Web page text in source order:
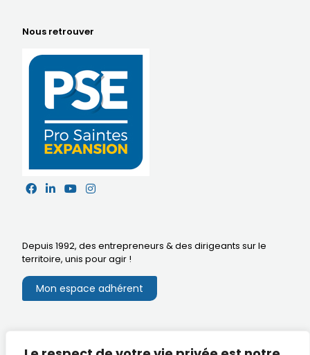
Nous retrouver
Depuis 1992, des entrepreneurs & des dirigeants sur le
territoire, unis pour agir !
Mon espace adhérent
Extranet du CA